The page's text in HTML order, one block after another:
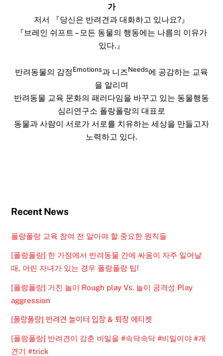
가
저서 『당신은 반려견과 대화하고 있나요?』
『브레인 쉬프트 – 모든 동물의 행동에는 나름의 이유가
있다.』
반려동물의 감정Emotions과 니즈Needs에 공감하는 교육
을 알리며
반려동물 교육 문화의 패러다임을 바꾸고 있는 동물행동
심리연구소 폴랑폴랑의 대표로
동물과 사람이 서로가 서로를 치유하는 세상을 만들고자
노력하고 있다.
Recent News
폴랑폴랑 교육 참여 전 알아야 할 중요한 원칙들
[폴랑폴랑] 한 가정에서 반려동물 간에 싸움이 자주 일어날
때, 어린 자녀가 있는 경우 폴랑폴랑 팁!
[폴랑폴랑] 거친 놀이 Rough play Vs. 놀이 공격성 Play
aggression
[폴랑폴랑] 반려견 놀이터 입장 & 퇴장 에티켓
[폴랑폴랑] 반려견이 감춘 비밀을 #속닥속닥 #비밀이야 #개
견기 #trick